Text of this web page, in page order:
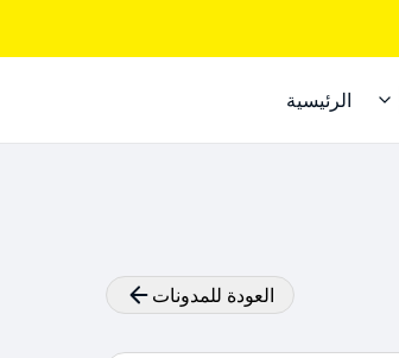
الرئيسية
العودة للمدونات